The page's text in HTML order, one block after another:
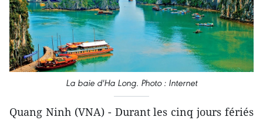
La baie d'Ha Long. Photo : Internet
Quang Ninh (VNA) - Durant les cinq jours fériés